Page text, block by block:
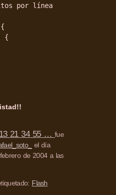
por línea
{
21 34 55 … fue
el día
de 2004 a las
Flash